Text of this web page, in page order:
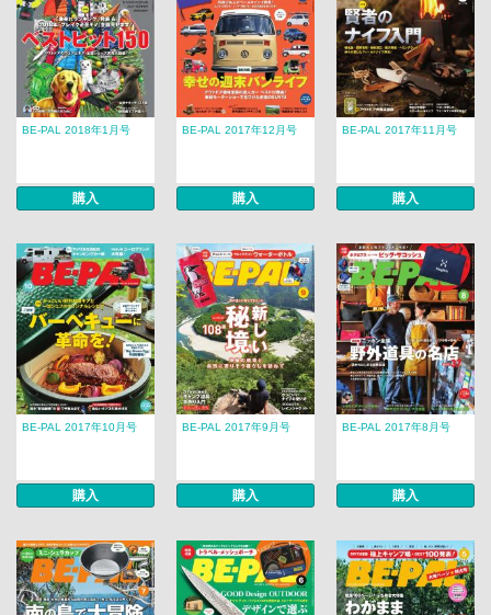
BE-PAL 2018年1月号
購入
BE-PAL 2017年12月号
購入
BE-PAL 2017年11月号
購入
BE-PAL 2017年10月号
購入
BE-PAL 2017年9月号
購入
BE-PAL 2017年8月号
購入